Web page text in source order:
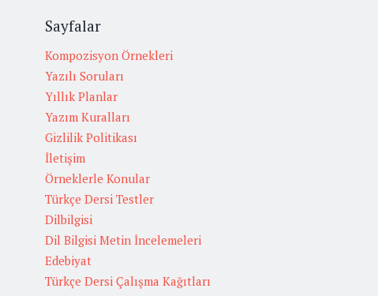
Sayfalar
Kompozisyon Örnekleri
Yazılı Soruları
Yıllık Planlar
Yazım Kuralları
Gizlilik Politikası
İletişim
Örneklerle Konular
Türkçe Dersi Testler
Dilbilgisi
Dil Bilgisi Metin İncelemeleri
Edebiyat
Türkçe Dersi Çalışma Kağıtları